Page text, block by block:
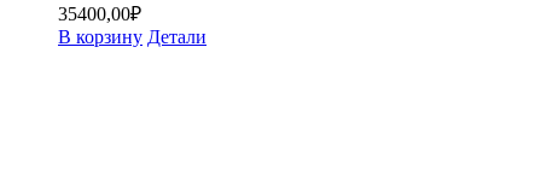
35400,00₽
В корзину Детали